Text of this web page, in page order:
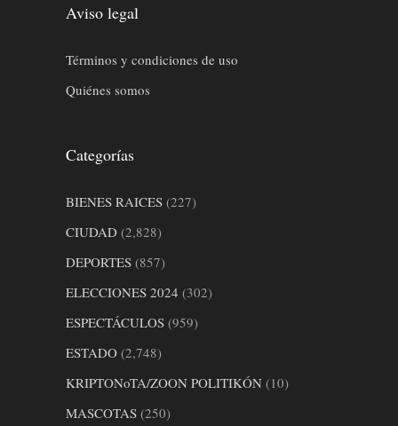
Aviso legal
Términos y condiciones de uso
Quiénes somos
Categorías
BIENES RAICES (227)
CIUDAD (2,828)
DEPORTES (857)
ELECCIONES 2024 (302)
ESPECTÁCULOS (959)
ESTADO (2,748)
KRIPTONoTA/ZOON POLITIKÓN (10)
MASCOTAS (250)